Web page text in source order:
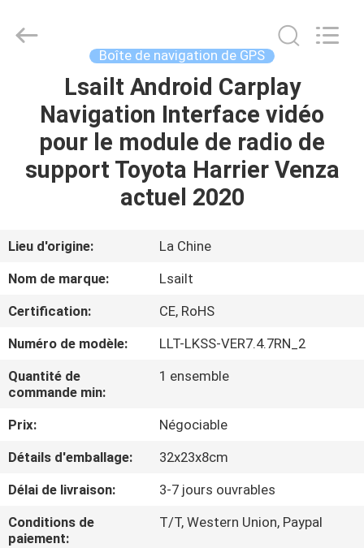
MAISON
PRODUITS
VIDÉOS
AU
SUJET
NOUS
VISITE
D'USINE
CONTRÔLE
DE
QUALITÉ
Automobile
Electron
Boîte de navigation de GPS
Lsailt Android Carplay
Navigation Interface vidéo
pour le module de radio de
support Toyota Harrier Venza
actuel 2020
Lieu d'origine:
La Chine
Nom de marque:
Lsailt
Certification:
CE, RoHS
Numéro de modèle:
LLT-LKSS-VER7.4.7RN_2
Quantité de
commande min:
1 ensemble
Prix:
Négociable
Détails d'emballage:
32x23x8cm
Délai de livraison:
3-7 jours ouvrables
Conditions de
paiement:
T/T, Western Union, Paypal